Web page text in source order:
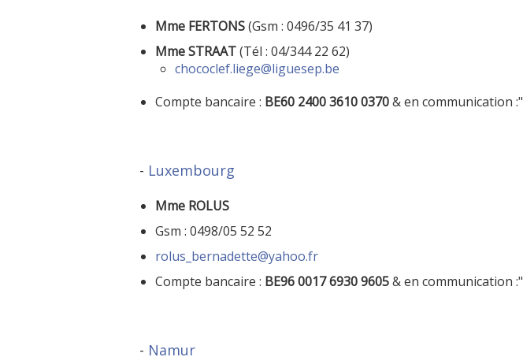
Mme FERTONS(Gsm : 0496/35 41 37)
MmeSTRAAT(Tél : 04/344 22 62)
chococlef.liege@liguesep.be
Compte bancaire : BE60 2400 3610 0370& en communication :"
- Luxembourg
Mme ROLUS
Gsm : 0498/05 52 52
rolus_bernadette@yahoo.fr
Compte bancaire : BE96 0017 6930 9605& en communication :"
- Namur